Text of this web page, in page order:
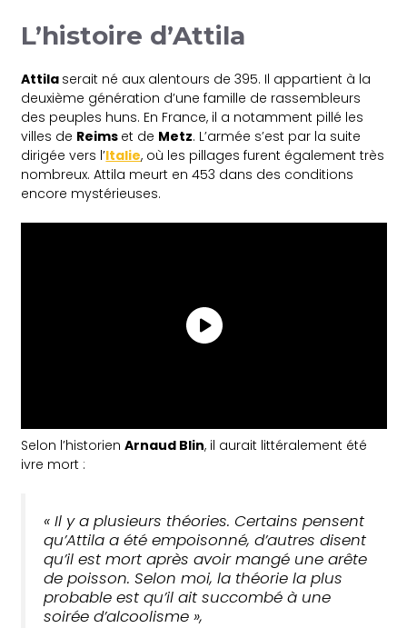
L’histoire d’Attila
Attila serait né aux alentours de 395. Il appartient à la
deuxième génération d’une famille de rassembleurs
des peuples huns. En France, il a notamment pillé les
villes de Reims et de Metz. L’armée s’est par la suite
dirigée vers l’Italie, où les pillages furent également très
nombreux. Attila meurt en 453 dans des conditions
encore mystérieuses.
Selon l’historienArnaud Blin, il aurait littéralement été
ivre mort :
« Il y a plusieurs théories. Certains pensent
qu’Attila a été empoisonné, d’autres disent
qu’il est mort après avoir mangé une arête
de poisson. Selon moi, la théorie la plus
probable est qu’il ait succombé à une
soirée d’alcoolisme »,